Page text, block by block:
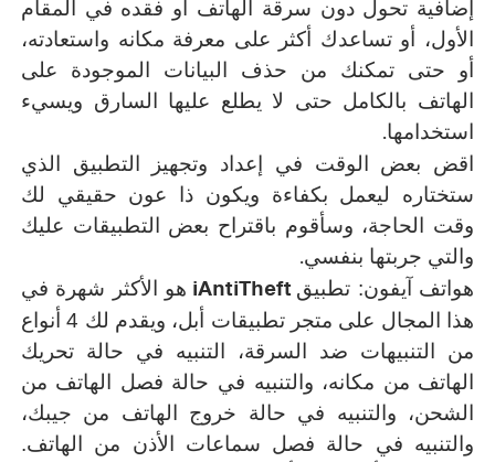
إضافية تحول دون سرقة الهاتف أو فقده في المقام
الأول، أو تساعدك أكثر على معرفة مكانه واستعادته،
أو حتى تمكنك من حذف البيانات الموجودة على
الهاتف بالكامل حتى لا يطلع عليها السارق ويسيء
استخدامها.
اقض بعض الوقت في إعداد وتجهيز التطبيق الذي
ستختاره ليعمل بكفاءة ويكون ذا عون حقيقي لك
وقت الحاجة، وسأقوم باقتراح بعض التطبيقات عليك
والتي جربتها بنفسي.
هواتف آيفون: تطبيق iAntiTheft هو الأكثر شهرة في
هذا المجال على متجر تطبيقات أبل، ويقدم لك 4 أنواع
من التنبيهات ضد السرقة، التنبيه في حالة تحريك
الهاتف من مكانه، والتنبيه في حالة فصل الهاتف من
الشحن، والتنبيه في حالة خروج الهاتف من جيبك،
والتنبيه في حالة فصل سماعات الأذن من الهاتف.